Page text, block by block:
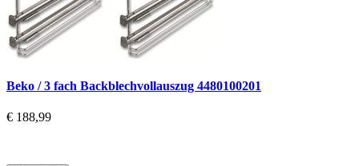
Beko / 3 fach Backblechvollauszug 4480100201
€ 188,99